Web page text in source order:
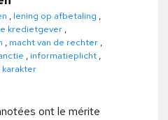
, lening op afbetaling ,
kredietgever ,
, macht van de rechter ,
, informatieplicht ,
ont le mérite